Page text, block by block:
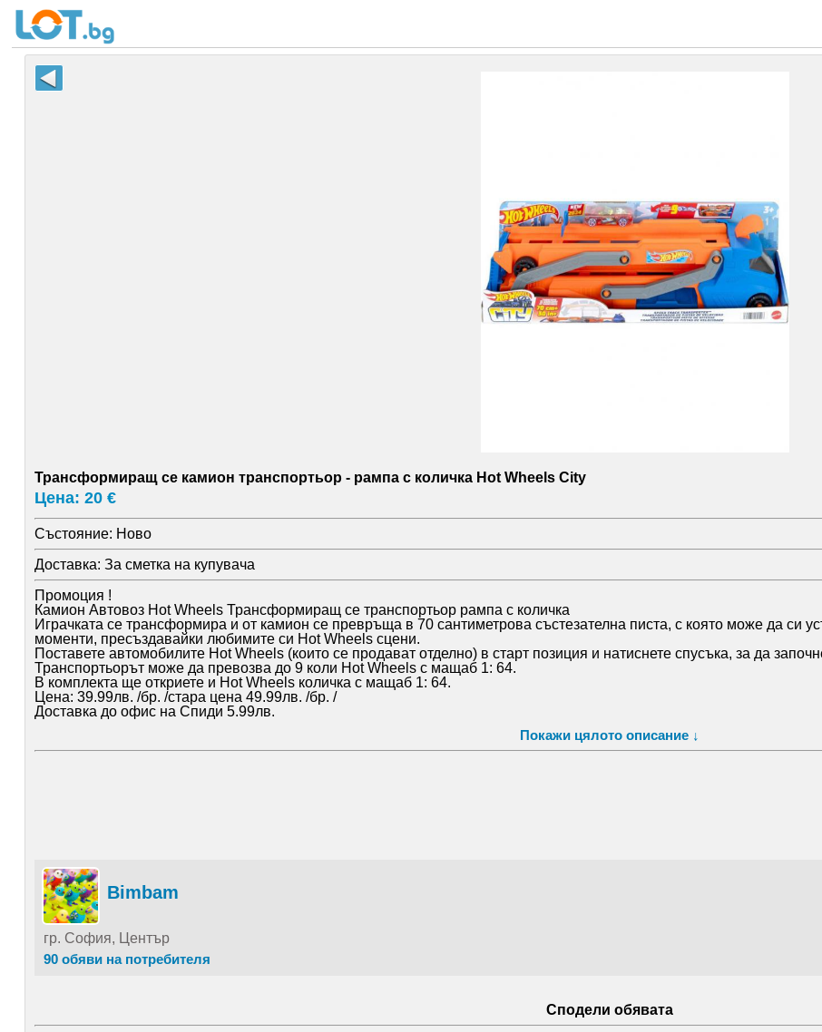
Трансформиращ се камион транспортьор - рампа с количка Hot Wheels City
Цена: 20 €
Състояние: Ново
Доставка: За сметка на купувача
Промоция !
Камион Автовоз Hot Wheels Трансформиращ се транспортьор рампа с количка
Играчката се трансформира и от камион се превръща в 70 сантиметрова състезателна писта, с която може да си
моменти, пресъздавайки любимите си Hot Wheels сцени.
Поставете автомобилите Hot Wheels (които се продават отделно) в старт позиция и натиснете спусъка, за да
Транспортьорът може да превозва до 9 коли Hot Wheels с мащаб 1: 64.
В комплекта ще откриете и Hot Wheels количка с мащаб 1: 64.
Цена: 39.99лв. /бр. /стара цена 49.99лв. /бр. /
Доставка до офис на Спиди 5.99лв.
Покажи цялото описание ↓
Bimbam
гр. София, Център
90 обяви на потребителя
Сподели обявата